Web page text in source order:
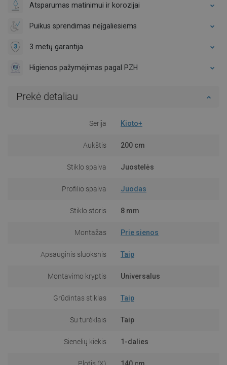
Atsparumas matinimui ir korozijai
Puikus sprendimas neįgaliesiems
3 metų garantija
Higienos pažymėjimas pagal PZH
Prekė detaliau
Serija Kioto+
Aukštis 200 cm
Stiklo spalva Juostelės
Profilio spalva Juodas
Stiklo storis 8 mm
Montažas Prie sienos
Apsauginis sluoksnis Taip
Montavimo kryptis Universalus
Grūdintas stiklas Taip
Su turėklais Taip
Sienelių kiekis 1-dalies